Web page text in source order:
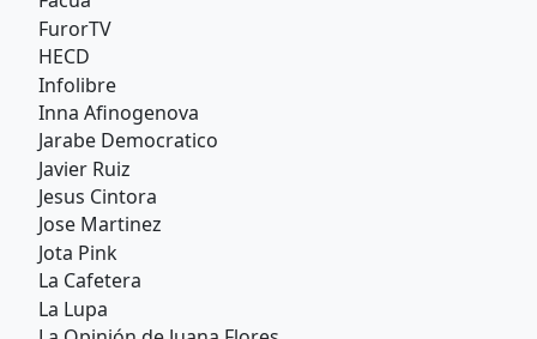
FurorTV
HECD
Infolibre
Inna Afinogenova
Jarabe Democratico
Javier Ruiz
Jesus Cintora
Jose Martinez
Jota Pink
La Cafetera
La Lupa